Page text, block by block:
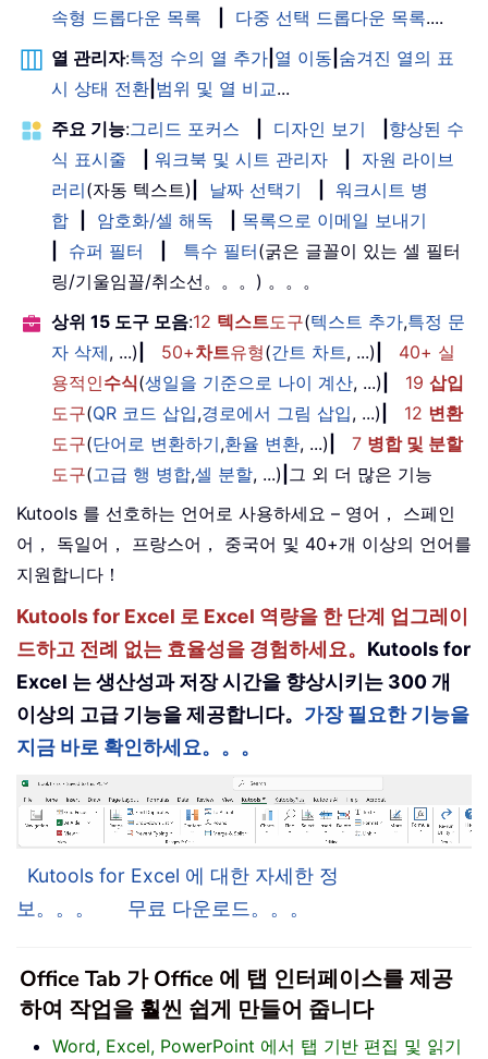
속형 드롭다운 목록
다중 선택 드롭다운 목록....
열 관리자:특정 수의 열 추가 열 이동 숨겨진 열의 표
시 상태 전환 범위 및 열 비교...
주요 기능:그리드 포커스 디자인 보기
향상된 수
식 표시줄
워크북 및 시트 관리자
자원 라이브
러리(자동 텍스트) 날짜 선택기
워크시트 병
합
암호화/셀 해독
목록으로 이메일 보내기
슈퍼 필터 특수 필터(굵은 글꼴이 있는 셀 필터
링/기울임꼴/취소선。。。) 。。。
상위 15 도구 모음:12 텍스트도구(텍스트 추가,특정 문
자 삭제, ...) 50+차트유형(간트 차트, ...)
40+ 실
용적인수식(생일을 기준으로 나이 계산, ...) 19 삽입
도구(QR 코드 삽입,경로에서 그림 삽입, ...) 12 변환
도구(단어로 변환하기,환율 변환, ...) 7 병합 및 분할
도구(고급 행 병합,셀 분할, ...) 그 외 더 많은 기능
Kutools 를 선호하는 언어로 사용하세요 – 영어， 스페인
어， 독일어， 프랑스어， 중국어 및 40+개 이상의 언어를
지원합니다！
Kutools for Excel 로 Excel 역량을 한 단계 업그레이
드하고 전례 없는 효율성을 경험하세요。 Kutools for
Excel 는 생산성과 저장 시간을 향상시키는 300 개
이상의 고급 기능을 제공합니다。 가장 필요한 기능을
지금 바로 확인하세요。。。
Kutools for Excel 에 대한 자세한 정
보。。。
무료 다운로드。。。
Office Tab 가 Office 에 탭 인터페이스를 제공
하여 작업을 훨씬 쉽게 만들어 줍니다
Word, Excel, PowerPoint 에서 탭 기반 편집 및 읽기